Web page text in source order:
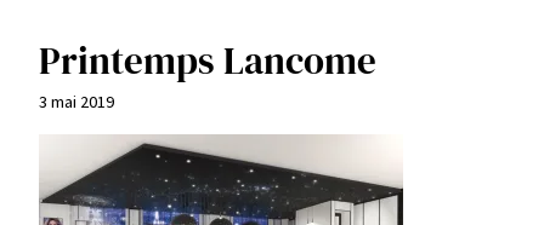
Printemps Lancome
3 mai 2019